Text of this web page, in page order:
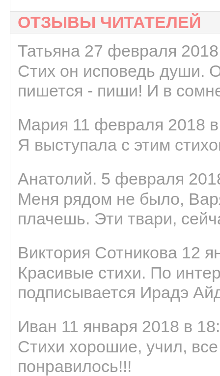
ОТЗЫВЫ ЧИТАТЕЛЕЙ
Татьяна 27 февраля
Стих он исповедь души.
пишется - пиши! И в
Мария 11 февраля 2018
Я выступала с этим
Анатолий. 5 февраля
Меня рядом не было,
плачешь. Эти твари,
Виктория Сотникова 12
Красивые стихи. По
подписывается Ирадэ
Иван 11 января 2018 в
Стихи хорошие, учил,
понравилось!!!